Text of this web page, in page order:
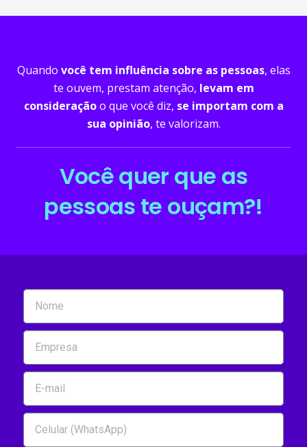
Quando você tem influência sobre as pessoas, elas
te ouvem, prestam atenção, levam em
consideraçãoo que você diz, se importam com a
sua opinião, te valorizam.
Você quer que as
pessoas te ouçam?!